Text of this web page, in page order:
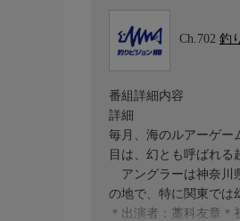
Ch.702 釣
番組詳細内容
詳細
毎月、海のルアーゲー
目は、幻とも呼ばれる
アングラーは神奈川
の地で、特に関東では
＊出演者：藁科友章＊